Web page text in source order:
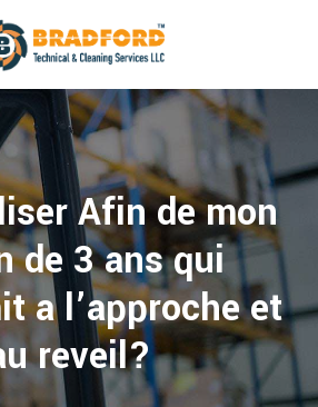
Afin de mon
de 3 ans qui
a l’approche et
reveil?